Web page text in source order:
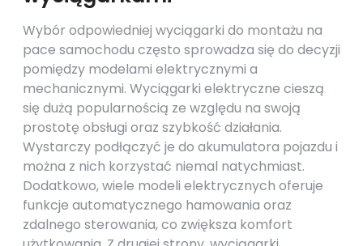
Wybór odpowiedniej wyciągarki do montażu na
pace samochodu często sprowadza się do decyzji
pomiędzy modelami elektrycznymi a
mechanicznymi. Wyciągarki elektryczne cieszą
się dużą popularnością ze względu na swoją
prostotę obsługi oraz szybkość działania.
Wystarczy podłączyć je do akumulatora pojazdu i
można z nich korzystać niemal natychmiast.
Dodatkowo, wiele modeli elektrycznych oferuje
funkcje automatycznego hamowania oraz
zdalnego sterowania, co zwiększa komfort